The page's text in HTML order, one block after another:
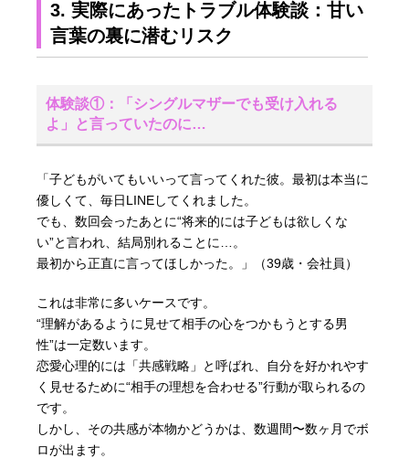
3. 実際にあったトラブル体験談：甘い
言葉の裏に潜むリスク
体験談①：「シングルマザーでも受け入れる
よ」と言っていたのに…
「子どもがいてもいいって言ってくれた彼。最初は本当に
優しくて、毎日LINEしてくれました。
でも、数回会ったあとに“将来的には子どもは欲しくな
い”と言われ、結局別れることに…。
最初から正直に言ってほしかった。」（39歳・会社員）
これは非常に多いケースです。
“理解があるように見せて相手の心をつかもうとする男
性”は一定数います。
恋愛心理的には「共感戦略」と呼ばれ、自分を好かれやす
く見せるために“相手の理想を合わせる”行動が取られるの
です。
しかし、その共感が本物かどうかは、数週間〜数ヶ月でボ
ロが出ます。